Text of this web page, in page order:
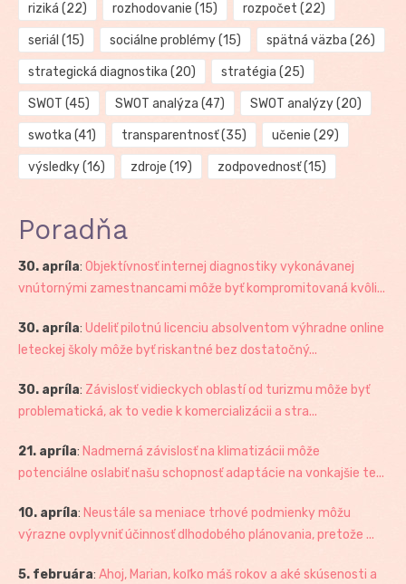
riziká (22) rozhodovanie (15) rozpočet (22)
seriál (15) sociálne problémy(15) spätná väzba (26)
strategická diagnostika (20) stratégia (25)
SWOT (45) SWOT analýza (47) SWOT analýzy(20)
swotka (41) transparentnosť(35) učenie (29)
výsledky(16) zdroje (19) zodpovednosť(15)
Poradňa
30. apríla: Objektívnosť internej diagnostiky vykonávanej
vnútornými zamestnancami môže byť kompromitovaná kvôli...
30. apríla: Udeliť pilotnú licenciu absolventom výhradne online
leteckej školy môže byť riskantné bez dostatočný...
30. apríla: Závislosť vidieckych oblastí od turizmu môže byť
problematická, ak to vedie k komercializácii a stra...
21. apríla: Nadmerná závislosť na klimatizácii môže
potenciálne oslabiť našu schopnosť adaptácie na vonkajšie te...
10. apríla: Neustále sa meniace trhové podmienky môžu
výrazne ovplyvniť účinnosť dlhodobého plánovania, pretože ...
5. februára: Ahoj, Marian, koľko máš rokov a aké skúsenosti a